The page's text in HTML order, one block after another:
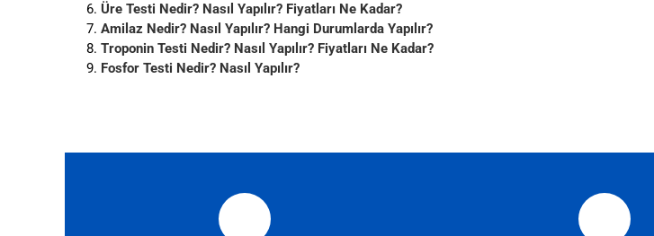
Üre Testi Nedir? Nasıl Yapılır? Fiyatları Ne Kadar?
Amilaz Nedir? Nasıl Yapılır? Hangi Durumlarda Yapılır?
Troponin Testi Nedir? Nasıl Yapılır? Fiyatları Ne Kadar?
Fosfor Testi Nedir? Nasıl Yapılır?